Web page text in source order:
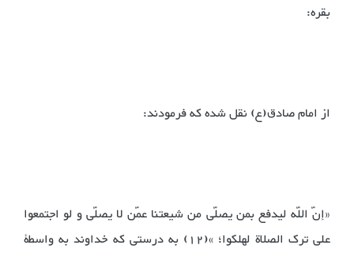
بقره:
‌از امام صادق(ع) نقل شده که فرمودند:
«إنّ اللّه لیدفع بمن یصلّی من شیعتنا عمّن لا یصلّی و لو اجتمعوا
علی ترک الصلاة لهلکوا؛ »(12) به درستی که خداوند به واسطۀ